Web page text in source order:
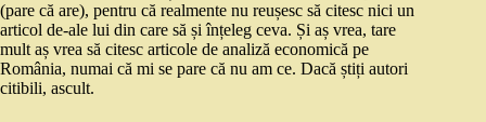
(pare că are), pentru că realmente nu reușesc să citesc nici un
articol de-ale lui din care să și înțeleg ceva. Și aș vrea, tare
mult aș vrea să citesc articole de analiză economică pe
România, numai că mi se pare că nu am ce. Dacă știți autori
citibili, ascult.